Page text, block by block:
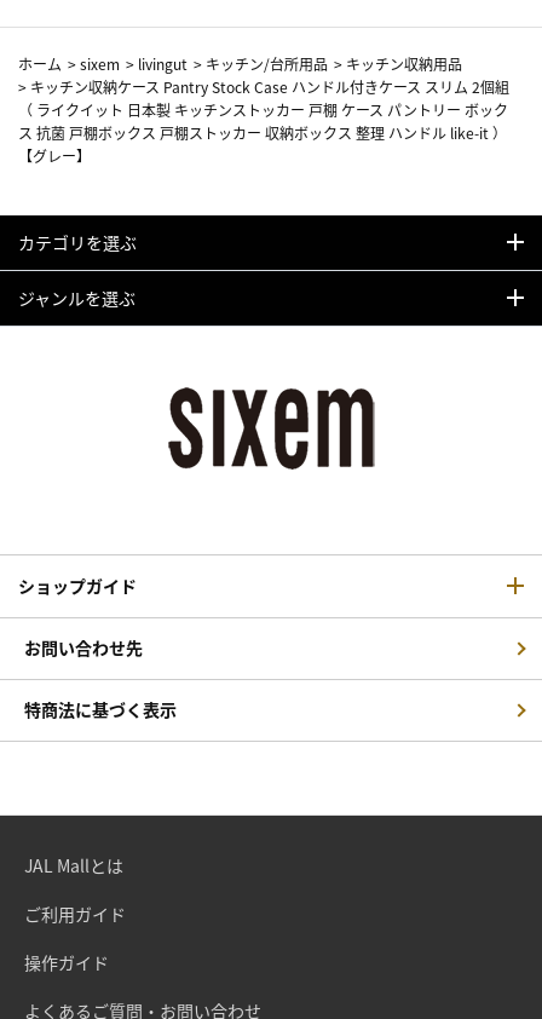
ホーム >sixem > livingut > キッチン/台所用品 > キッチン収納用品
> キッチン収納ケース Pantry Stock Case ハンドル付きケース スリム 2個組
（ ライクイット 日本製 キッチンストッカー 戸棚 ケース パントリー ボック
ス 抗菌 戸棚ボックス 戸棚ストッカー 収納ボックス 整理 ハンドル like-it ）
【グレー】
カテゴリを選ぶ
ジャンルを選ぶ
ショップガイド
お問い合わせ先
特商法に基づく表示
JAL Mallとは
ご利用ガイド
操作ガイド
よくあるご質問・お問い合わせ